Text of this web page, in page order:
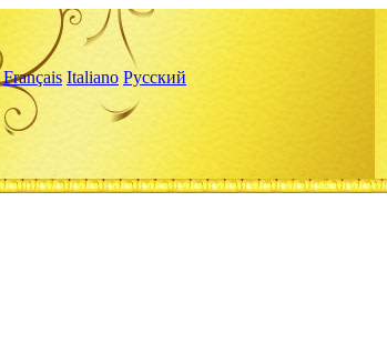
Français Italiano Русский